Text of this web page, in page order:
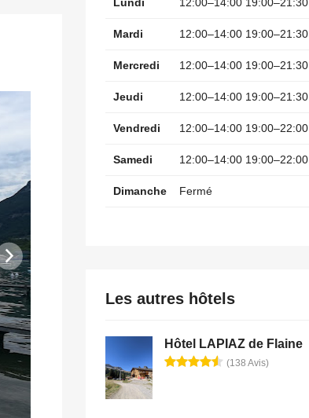
Mardi 12:00–14:00 19:00–21:30
Mercredi 12:00–14:00 19:00–21:30
Jeudi 12:00–14:00 19:00–21:30
Vendredi 12:00–14:00 19:00–22:00
Samedi 12:00–14:00 19:00–22:00
Dimanche Fermé
Les autres hôtels
Hôtel LAPIAZ de Flaine
(138 Avis)